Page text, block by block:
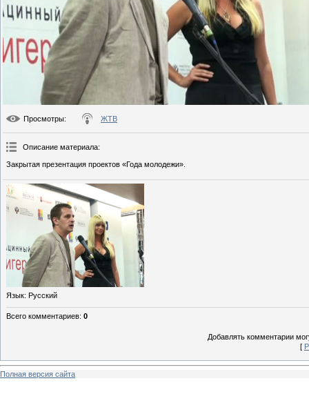
Просмотры: ЖТВ
Описание материала:
Закрытая презентация проектов «Года молодежи».
Язык: Русский
Всего комментариев: 0
Добавлять комментарии
[
Полная версия сайта